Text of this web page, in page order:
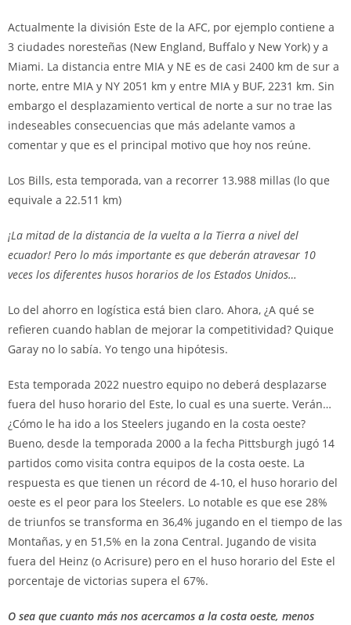
Actualmente la división Este de la AFC, por ejemplo contiene a
3 ciudades noresteñas (New England, Buffalo y New York) y a
Miami. La distancia entre MIA y NE es de casi 2400 km de sur a
norte, entre MIA y NY 2051 km y entre MIA y BUF, 2231 km. Sin
embargo el desplazamiento vertical de norte a sur no trae las
indeseables consecuencias que más adelante vamos a
comentar y que es el principal motivo que hoy nos reúne.
Los Bills, esta temporada, van a recorrer 13.988 millas (lo que
equivale a 22.511 km)
¡La mitad de la distancia de la vuelta a la Tierra a nivel del
ecuador! Pero lo más importante es que deberán atravesar 10
veces los diferentes husos horarios de los Estados Unidos…
Lo del ahorro en logística está bien claro. Ahora, ¿A qué se
refieren cuando hablan de mejorar la competitividad? Quique
Garay no lo sabía. Yo tengo una hipótesis.
Esta temporada 2022 nuestro equipo no deberá desplazarse
fuera del huso horario del Este, lo cual es una suerte. Verán…
¿Cómo le ha ido a los Steelers jugando en la costa oeste?
Bueno, desde la temporada 2000 a la fecha Pittsburgh jugó 14
partidos como visita contra equipos de la costa oeste. La
respuesta es que tienen un récord de 4-10, el huso horario del
oeste es el peor para los Steelers. Lo notable es que ese 28%
de triunfos se transforma en 36,4% jugando en el tiempo de las
Montañas, y en 51,5% en la zona Central. Jugando de visita
fuera del Heinz (o Acrisure) pero en el huso horario del Este el
porcentaje de victorias supera el 67%.
O sea que cuanto más nos acercamos a la costa oeste, menos